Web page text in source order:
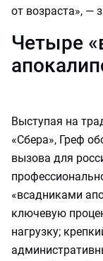
от возраста», —
Четыре
Выступая на
«Сбера», Греф
вызова для
«всадниками
ключевую
нагрузку;